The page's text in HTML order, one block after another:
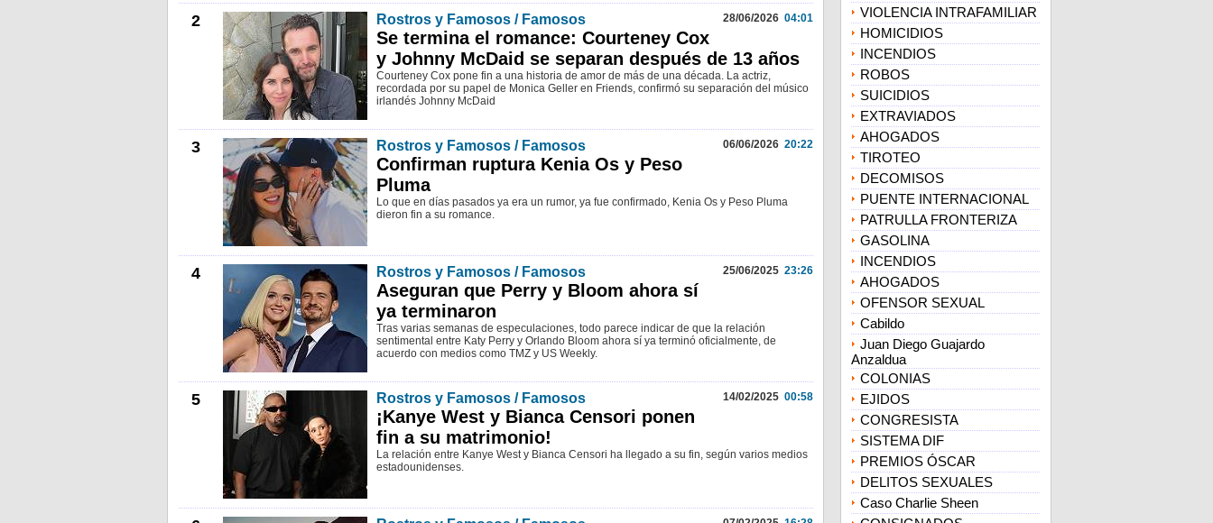
2 Rostros y Famosos / Famosos 28/06/202604:01
Se termina el romance: Courteney Cox
y Johnny McDaid se separan después de 13 años
Courteney Cox pone fin a una historia de amor de más de una década. La actriz,
recordada por su papel de Monica Geller en Friends, confirmó su separación del músico
irlandés Johnny McDaid
3 Rostros y Famosos / Famosos 06/06/202620:22
Confirman ruptura Kenia Os y Peso
Pluma
Lo que en días pasados ya era un rumor, ya fue confirmado, Kenia Os y Peso Pluma
dieron fin a su romance.
4 Rostros y Famosos / Famosos 25/06/202523:26
Aseguran que Perry y Bloom ahora sí
ya terminaron
Tras varias semanas de especulaciones, todo parece indicar de que la relación
sentimental entre Katy Perry y Orlando Bloom ahora sí ya terminó oficialmente, de
acuerdo con medios como TMZ y US Weekly.
5 Rostros y Famosos / Famosos 14/02/202500:58
¡Kanye West y Bianca Censori ponen
fin a su matrimonio!
La relación entre Kanye West y Bianca Censori ha llegado a su fin, según varios medios
estadounidenses.
VIOLENCIA INTRAFAMILIAR
HOMICIDIOS
INCENDIOS
ROBOS
SUICIDIOS
EXTRAVIADOS
AHOGADOS
TIROTEO
DECOMISOS
PUENTE INTERNACIONAL
PATRULLA FRONTERIZA
GASOLINA
INCENDIOS
AHOGADOS
OFENSOR SEXUAL
Cabildo
Juan Diego Guajardo
Anzaldua
COLONIAS
EJIDOS
CONGRESISTA
SISTEMA DIF
PREMIOS ÓSCAR
DELITOS SEXUALES
Caso Charlie Sheen